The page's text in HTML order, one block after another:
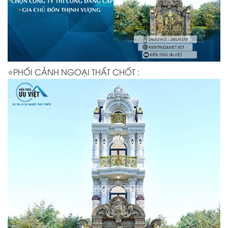
⭐PHỐI CẢNH NGOẠI THẤT CHỐT :